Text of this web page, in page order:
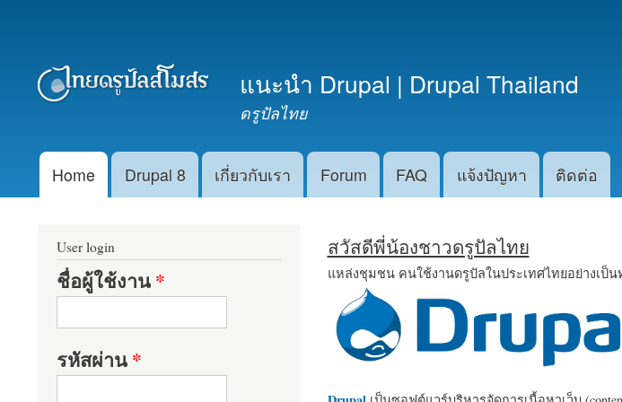
หลัก
แนะนำ Drupal | Drupal Thailand
ดรูปัลไทย
Main menu
Home Drupal 8 เกี่ยวกับเรา Forum FAQ แจ้งปัญหา ติดต่อ
สวัสดีพี่น้องชาวดรูปัลไทย
แหล่งชุมชน คนใช้งานดรูปัลในประเทศไทยอย่างเป็น
User login
ชื่อผู้ใช้งาน*
รหัสผ่าน*